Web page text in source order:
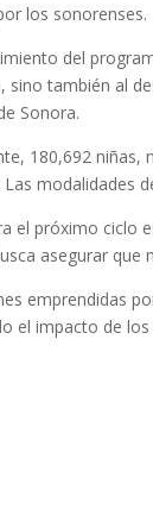
los sonorenses.
del
sino también al
Sonora.
180,692 niñas,
Las modalidades
el próximo ciclo
asegurar que
emprendidas
el impacto de